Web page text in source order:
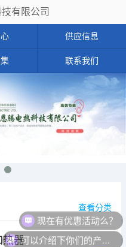
有限公司
供应信息
联系我们
查看分类
热器
现在有优惠活动么？